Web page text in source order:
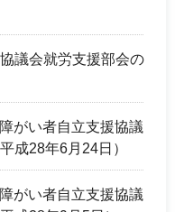
議会就労支援部会の
がい者自立支援協議
成28年6月24日）
がい者自立支援協議